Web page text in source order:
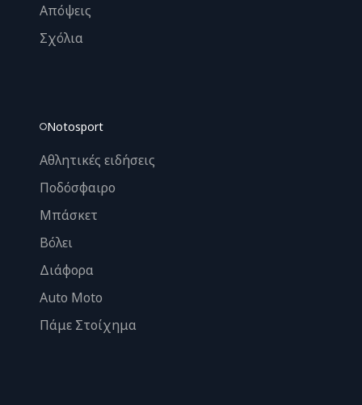
Απόψεις
Σχόλια
Notosport
Αθλητικές ειδήσεις
Ποδόσφαιρο
Μπάσκετ
Βόλει
Διάφορα
Auto Moto
Πάμε Στοίχημα